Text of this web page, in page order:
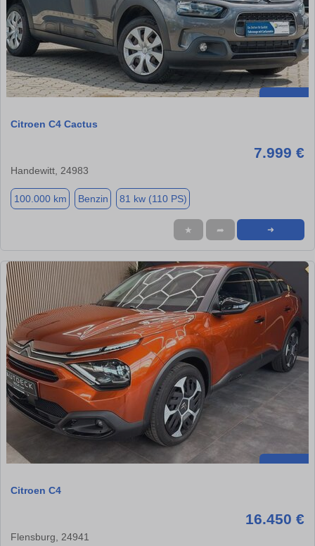
Citroen C4 Cactus
7.999 €
Handewitt, 24983
100.000 km Benzin 81 kw (110 PS)
★ ➦ ➜
Citroen C4
16.450 €
Flensburg, 24941